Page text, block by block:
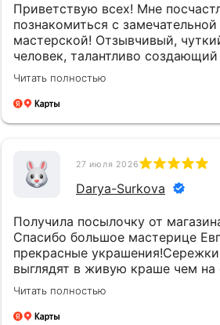
Приветствую всех! Мне
познакомиться с
мастерской! Отзывчивый,
человек, талантливо
нас! Быстро, качественно и,
любовью! Это чувствуется!
Евгении за радость и нежность!
Читать полностью
27 июля 2026
Darya-Surkova
Получила посылочку от
Спасибо большое мастерице
прекрасные
выглядят в живую краше чем на
аккуратно сделано,упаковано
ювелирном магазине!😃И
подарочек иконочка
Читать полностью